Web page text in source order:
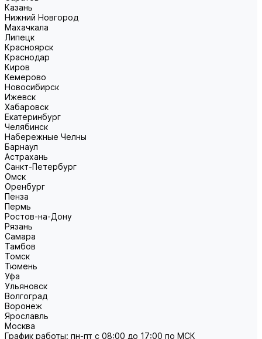
Казань
Нижний Новгород
Махачкала
Липецк
Красноярск
Краснодар
Киров
Кемерово
Новосибирск
Ижевск
Хабаровск
Екатеринбург
Челябинск
Набережные Челны
Барнаул
Астрахань
Санкт-Петербург
Омск
Оренбург
Пенза
Пермь
Ростов-на-Дону
Рязань
Самара
Тамбов
Томск
Тюмень
Уфа
Ульяновск
Волгоград
Воронеж
Ярославль
Москва
График работы: пн-пт с 08:00 до 17:00 по МСК